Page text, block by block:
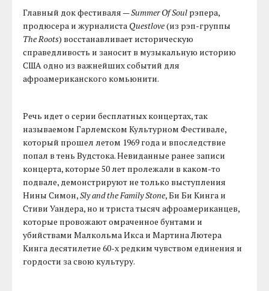
Главный док фестиваля —Summer Of Soul рэпера,
продюсера и журналиста Questlove(из рэп-группы
The Roots) восстанавливает историческую
справедливость и заносит в музыкальную историю
США одно из важнейших событий для
афроамериканского комьюнити.
Речь идет о серии бесплатных концертах, так
называемом Гарлемском Культурном Фестивале,
который прошел летом 1969 года и впоследствие
попал в тень Вудстока. Невиданные ранее записи
концерта, которые 50 лет пролежали в каком-то
подвале, демонстрируют не только выступления
Нины Симон,Sly and the Family Stone, Би Би Кинга и
Стиви Уандера, но и триста тысяч афроамериканцев,
которые провожают омраченное бунтами и
убийствами Малкольма Икса и Мартина Лютера
Кинга десятилетие 60-х редким чувством единения и
гордости за свою культуру.